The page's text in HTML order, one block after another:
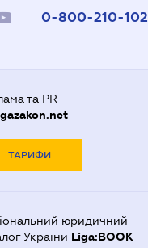
0-800-210-102
та PR
ТАРИФИ
юридичний
України Liga:BOOK